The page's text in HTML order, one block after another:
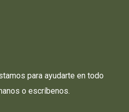
para ayudarte en todo
o escríbenos.